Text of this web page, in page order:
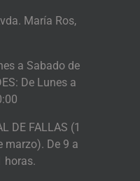
María Ros,
a Sabado de
De Lunes a
DE FALLAS (1
marzo). De 9 a
horas.